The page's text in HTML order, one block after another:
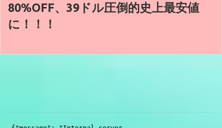
80%OFF、39ドル圧倒的史上最安値
に！！！